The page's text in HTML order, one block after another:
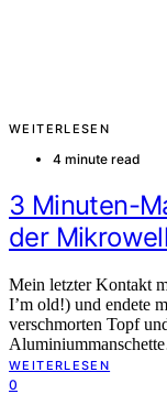
WEITERLESEN
4 minute read
3 Minuten-
der
Mein letzter Kontakt
I’m old!) und endete
verschmorten Topf
WEITERLESEN
0